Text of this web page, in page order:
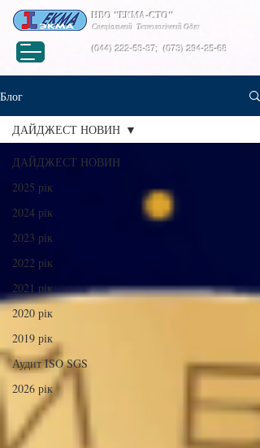
(044) 222-53-37;(073) 294-25-68
НВО "ЕКМА-СТО"
Спеціальний Технологічний Одяг
Блог
ДАЙДЖЕСТ НОВИН
2025 рік
2024 рік
2023 рік
2022 рік
2021 рік
2020 рік
2019 рік
Аудит ISO SGS
2026 рік
ДАЙДЖЕСТ НОВИН